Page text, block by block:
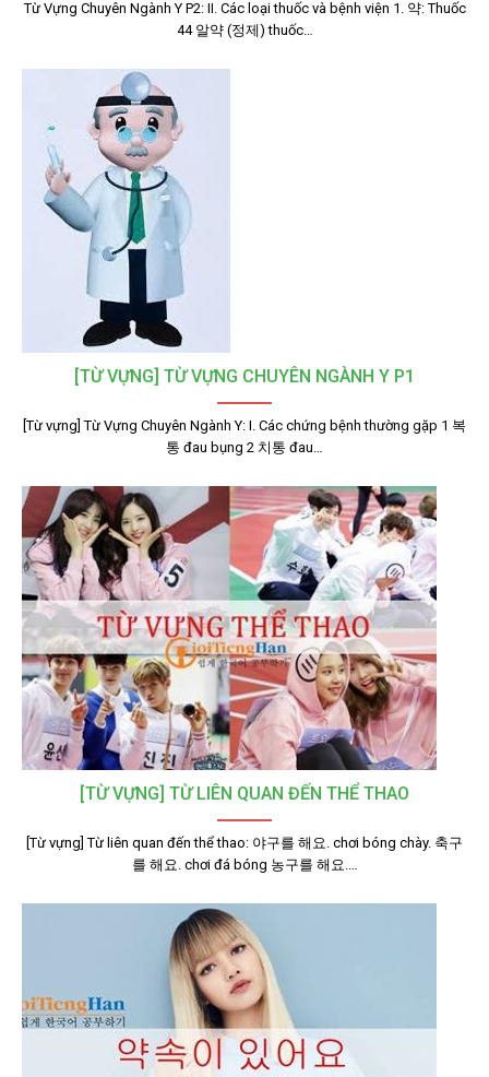
Từ Vựng Chuyên Ngành Y P2: II. Các loại thuốc và bệnh viện 1. 약: Thuốc
44 알약 (정제) thuốc…
[TỪ VỰNG] TỪ VỰNG CHUYÊN NGÀNH Y P1
[Từ vựng] Từ Vựng Chuyên Ngành Y: I. Các chứng bệnh thường gặp 1 복
통 đau bụng 2 치통 đau…
[TỪ VỰNG] TỪ LIÊN QUAN ĐẾN THỂ THAO
[Từ vựng] Từ liên quan đến thể thao: 야구를 해요. chơi bóng chày. 축구
를 해요. chơi đá bóng 농구를 해요.…